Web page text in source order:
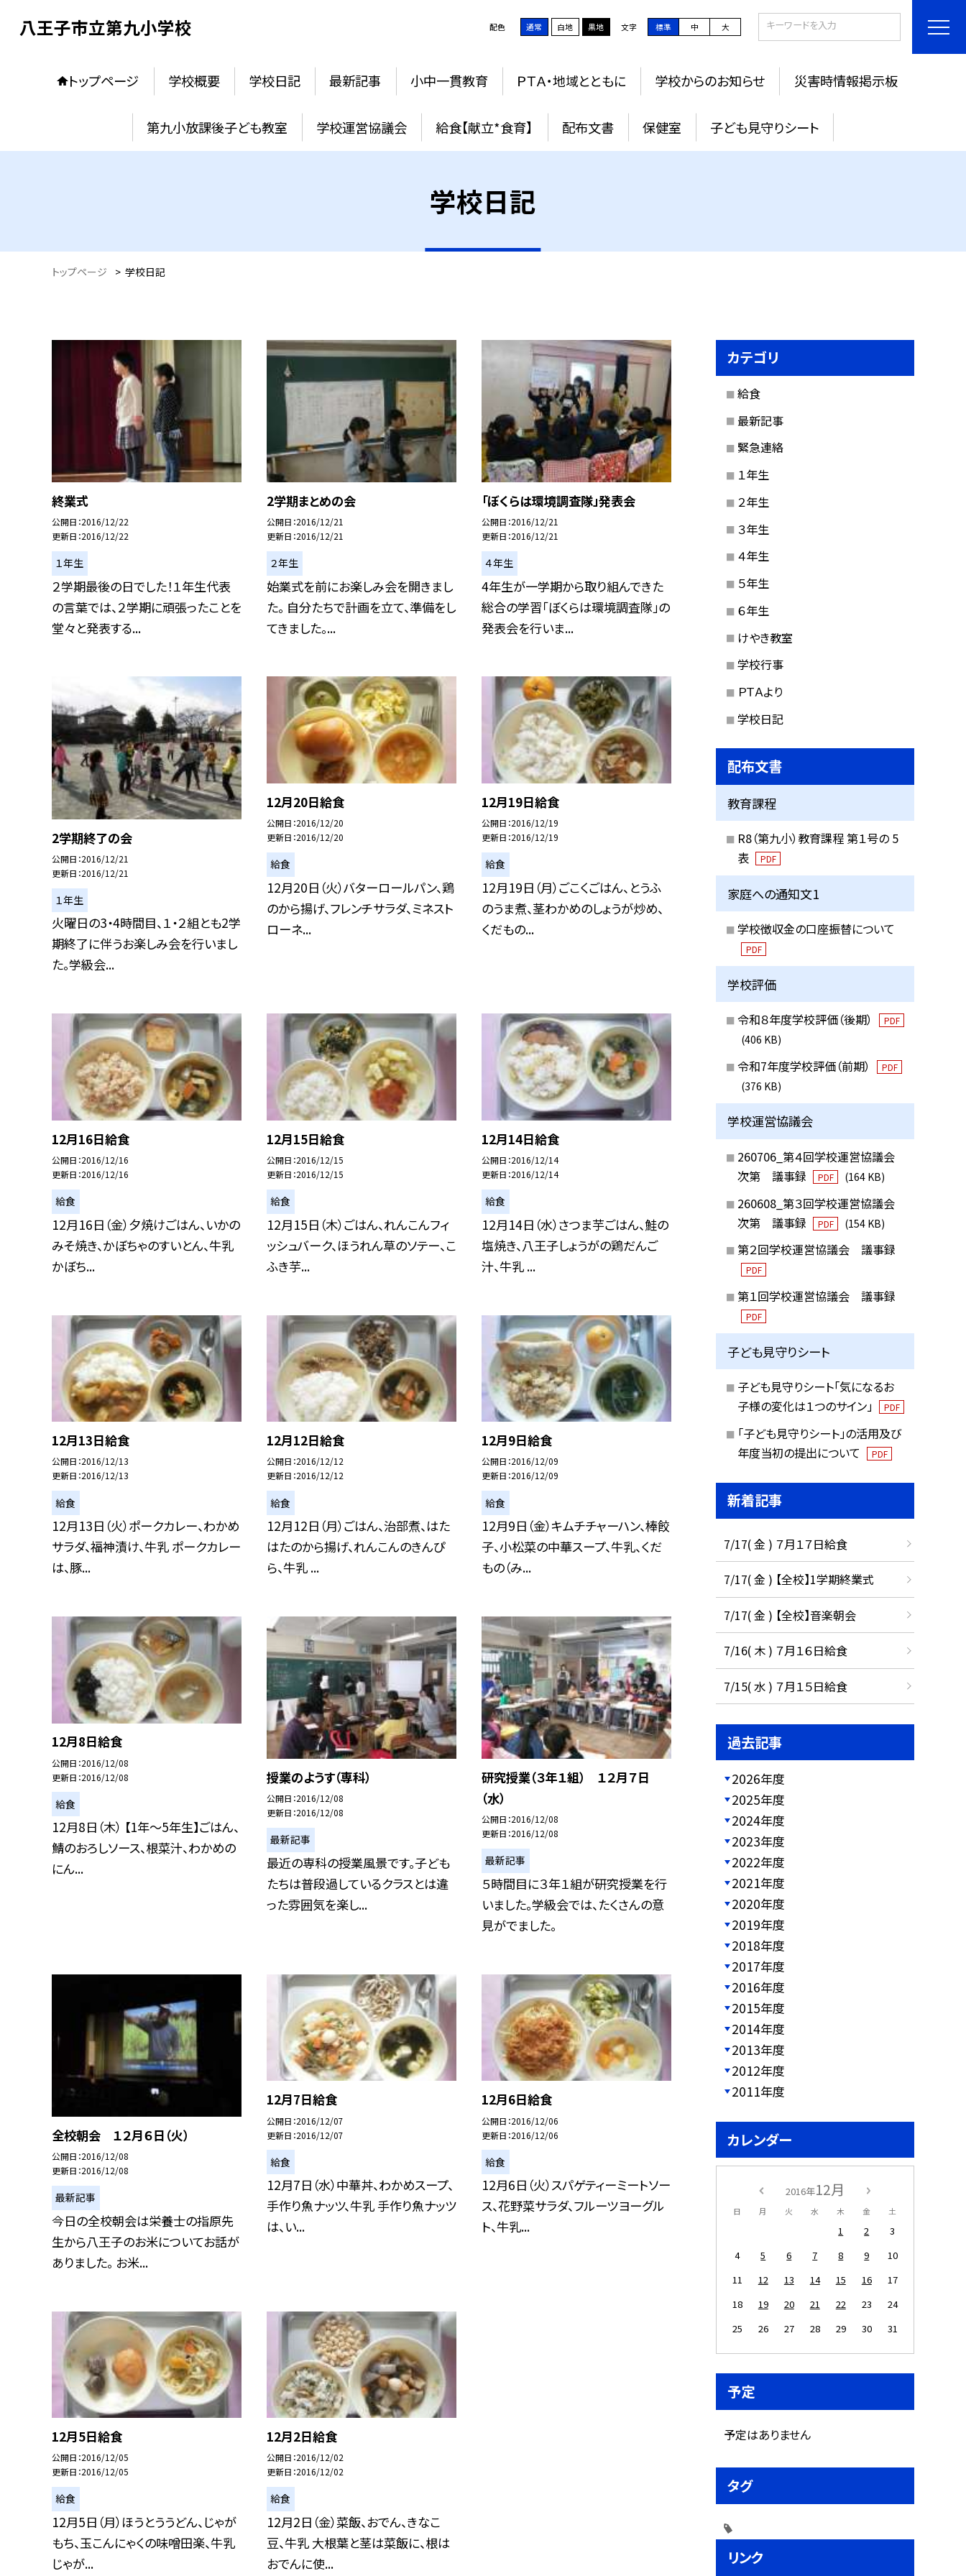
八王子市立第九小学校 配色 通常 白地 黒地 文字 標準 中 大
トップページ 学校概要 学校日記 最新記事 小中一貫教育 ＰＴＡ・地域とともに 学校からのお知らせ 災害時情報掲示板
第九小放課後子ども教室 学校運営協議会 給食【献立*食育】 配布文書 保健室 子ども見守りシート
学校日記
トップページ > 学校日記
終業式
公開日 2016/12/22
更新日 2016/12/22
１年生
２学期最後の日でした！１年生代表
の言葉では、２学期に頑張ったことを
堂々と発表する...
2学期まとめの会
公開日 2016/12/21
更新日 2016/12/21
２年生
始業式を前にお楽しみ会を開きまし
た。 自分たちで計画を立て、準備をし
てきました。...
「ぼくらは環境調査隊」発表会
公開日 2016/12/21
更新日 2016/12/21
４年生
4年生が一学期から取り組んできた
総合の学習「ぼくらは環境調査隊」の
発表会を行いま...
2学期終了の会
公開日 2016/12/21
更新日 2016/12/21
１年生
火曜日の3・4時間目、１・２組とも2学
期終了に伴うお楽しみ会を行いまし
た。学級会...
12月20日給食
公開日 2016/12/20
更新日 2016/12/20
給食
12月20日（火）バターロールパン、鶏
のから揚げ、フレンチサラダ、ミネスト
ローネ...
12月19日給食
公開日 2016/12/19
更新日 2016/12/19
給食
12月19日（月）ごこくごはん、とうふ
のうま煮、茎わかめのしょうが炒め、
くだもの...
12月16日給食
公開日 2016/12/16
更新日 2016/12/16
給食
12月16日（金）夕焼けごはん、いかの
みそ焼き、かぼちゃのすいとん、牛乳
かぼち...
12月15日給食
公開日 2016/12/15
更新日 2016/12/15
給食
12月15日（木）ごはん、れんこんフィ
ッシュバーク、ほうれん草のソテー、こ
ふき芋...
12月14日給食
公開日 2016/12/14
更新日 2016/12/14
給食
12月14日（水）さつま芋ごはん、鮭の
塩焼き、八王子しょうがの鶏だんご
汁、牛乳 ...
12月13日給食
公開日 2016/12/13
更新日 2016/12/13
給食
12月13日（火）ポークカレー、わかめ
サラダ、福神漬け、牛乳 ポークカレー
は、豚...
12月12日給食
公開日 2016/12/12
更新日 2016/12/12
給食
12月12日（月）ごはん、治部煮、はた
はたのから揚げ、れんこんのきんぴ
ら、牛乳 ...
12月9日給食
公開日 2016/12/09
更新日 2016/12/09
給食
12月9日（金）キムチチャーハン、棒餃
子、小松菜の中華スープ、牛乳、くだ
もの（み...
12月8日給食
公開日 2016/12/08
更新日 2016/12/08
給食
12月8日（木） 【1年〜5年生】ごはん、
鯖のおろしソース、根菜汁、わかめの
にん...
授業のようす（専科）
公開日 2016/12/08
更新日 2016/12/08
最新記事
最近の専科の授業風景です。子ども
たちは普段過しているクラスとは違
った雰囲気を楽し...
研究授業（３年１組） １２月７日
（水）
公開日 2016/12/08
更新日 2016/12/08
最新記事
５時間目に３年１組が研究授業を行
いました。学級会では、たくさんの意
見がでました。
全校朝会 １２月６日（火）
公開日 2016/12/08
更新日 2016/12/08
最新記事
今日の全校朝会は栄養士の指原先
生から八王子のお米についてお話が
ありました。 お米...
12月7日給食
公開日 2016/12/07
更新日 2016/12/07
給食
12月7日（水）中華丼、わかめスープ、
手作り魚ナッツ、牛乳 手作り魚ナッツ
は、い...
12月6日給食
公開日 2016/12/06
更新日 2016/12/06
給食
12月6日（火）スパゲティーミートソー
ス、花野菜サラダ、フルーツヨーグル
ト、牛乳...
12月5日給食
公開日 2016/12/05
更新日 2016/12/05
給食
12月5日（月）ほうとううどん、じゃが
もち、玉こんにゃくの味噌田楽、牛乳
じゃが...
12月2日給食
公開日 2016/12/02
更新日 2016/12/02
給食
12月2日（金）菜飯、おでん、きなこ
豆、牛乳 大根葉と茎は菜飯に、根は
おでんに使...
カテゴリ
給食
最新記事
緊急連絡
１年生
２年生
３年生
４年生
５年生
６年生
けやき教室
学校行事
ＰＴＡより
学校日記
配布文書
教育課程
R8（第九小）教育課程 第１号の 5
表
PDF
家庭への通知文1
学校徴収金の口座振替について
PDF
学校評価
令和８年度学校評価（後期） PDF
(406 KB)
令和7年度学校評価（前期） PDF
(376 KB)
学校運営協議会
260706_第４回学校運営協議会
次第 議事録
PDF (164 KB)
260608_第３回学校運営協議会
次第 議事録
PDF (154 KB)
第２回学校運営協議会 議事録
PDF
第１回学校運営協議会 議事録
PDF
子ども見守りシート
子ども見守りシート「気になるお
子様の変化は１つのサイン」
PDF
「子ども見守りシート」の活用及び
年度当初の提出について
PDF
新着記事
7/17( 金 ) ７月１７日給食
7/17( 金 ) 【全校】1学期終業式
7/17( 金 ) 【全校】音楽朝会
7/16( 木 ) ７月１６日給食
7/15( 水 ) ７月１５日給食
過去記事
2026年度
2025年度
2024年度
2023年度
2022年度
2021年度
2020年度
2019年度
2018年度
2017年度
2016年度
2015年度
2014年度
2013年度
2012年度
2011年度
カレンダー
2016年12月
日 月 火 水 木 金 土
1 2
3
4
5 6 7 8 9
10
11
12 13 14 15 16
17
18
19 20 21 22 23
24
25
26 27 28 29 30 31
予定
予定はありません
タグ
リンク